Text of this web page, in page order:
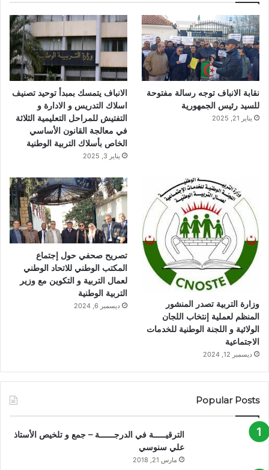
ب
و
ك
ي
ب
ت
ر
ا
م
نقابة الانباف توجه رسالة مفتوحة
للسيد رئيس الجمهورية
يناير 21, 2025
الانباف يتمسك بمبدأ توحيد تصنيف
اسلاك التدريس و الادارة و
التفتيش للمراحل التعليمية الثلاثة
في معالجة القانون الأساسي
الخاص بأسلاك التربية الوطنية
يناير 3, 2025
وزارة التربية تصدر المنشور
المنظم لعملية إنتخاب اللجان
الولائية و اللجنة الوطنية للخدمات
الاجتماعية
ديسمبر 12, 2024
تصريح صحفي حول إجتماع
المكتب الوطني للاتحاد الوطني
لعمال التربية و التكوين مع وزير
التربية الوطنية
ديسمبر 6, 2024
Popular Posts
الترقيـــــة في الدرجــــــة – جمع و تلخيص الأستاذ
علي سنوسي
مارس 21, 2018